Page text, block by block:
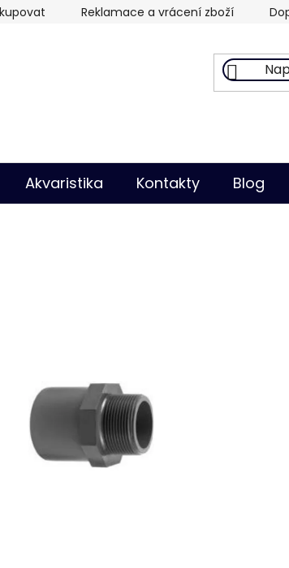
Reklamace a vrácení zboží
Akvaristika Kontakty Blog